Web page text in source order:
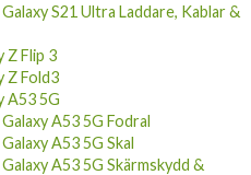
S21 Ultra Laddare, Kablar &
Z Flip 3
Z Fold3
A53 5G
A53 5G Fodral
A53 5G Skal
A53 5G Skärmskydd &